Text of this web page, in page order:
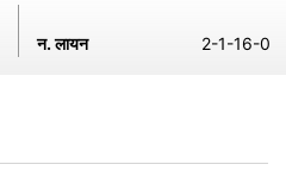
न. लायन 2-1-16-0